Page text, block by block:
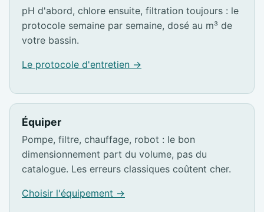
pH d'abord, chlore ensuite, filtration toujours : le
protocole semaine par semaine, dosé au m³ de
votre bassin.
Le protocole d'entretien →
Équiper
Pompe, filtre, chauffage, robot : le bon
dimensionnement part du volume, pas du
catalogue. Les erreurs classiques coûtent cher.
Choisir l'équipement →